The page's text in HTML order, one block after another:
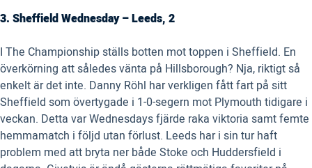
3. Sheffield Wednesday – Leeds, 2
I The Championship ställs botten mot toppen i Sheffield. En
överkörning att således vänta på Hillsborough? Nja, riktigt så
enkelt är det inte. Danny Röhl har verkligen fått fart på sitt
Sheffield som övertygade i 1-0-segern mot Plymouth tidigare i
veckan. Detta var Wednesdays fjärde raka viktoria samt femte
hemmamatch i följd utan förlust. Leeds har i sin tur haft
problem med att bryta ner både Stoke och Huddersfield i